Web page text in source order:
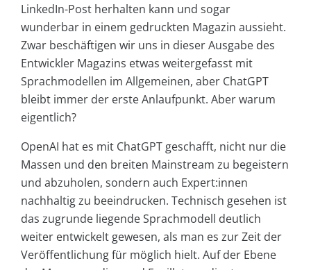
LinkedIn-Post herhalten kann und sogar
wunderbar in einem gedruckten Magazin aussieht.
Zwar beschäftigen wir uns in dieser Ausgabe des
Entwickler Magazins etwas weitergefasst mit
Sprachmodellen im Allgemeinen, aber ChatGPT
bleibt immer der erste Anlaufpunkt. Aber warum
eigentlich?
OpenAI hat es mit ChatGPT geschafft, nicht nur die
Massen und den breiten Mainstream zu begeistern
und abzuholen, sondern auch Expert:innen
nachhaltig zu beeindrucken. Technisch gesehen ist
das zugrunde liegende Sprachmodell deutlich
weiter entwickelt gewesen, als man es zur Zeit der
Veröffentlichung für möglich hielt. Auf der Ebene